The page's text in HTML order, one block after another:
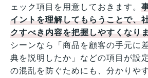
ェック項目を用意しておきます。
イントを理解してもらうことで、
クすべき内容を把握しやすくなり
シーンなら「商品を顧客の手元に
典を説明したか」などの項目が設
の混乱を防ぐためにも、分かりや